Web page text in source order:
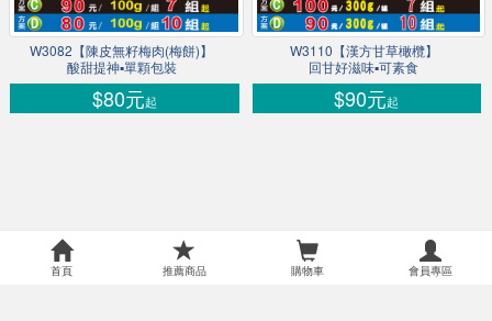
W3082【陳皮無籽梅肉(梅餅)】
酸甜提神▪單顆包裝
$80元起
W3110【漢方甘草橄欖】
回甘好滋味▪可素食
$90元起
首頁 推薦商品 購物車 會員專區